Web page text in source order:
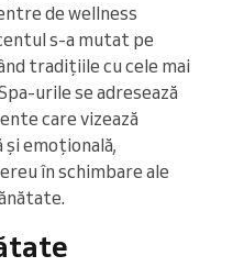
de wellness
s-a mutat pe
tradițiile cu cele mai
urile se adresează
care vizează
emoțională,
în schimbare ale